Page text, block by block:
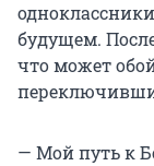
будущем.
что может
— Мой путь к